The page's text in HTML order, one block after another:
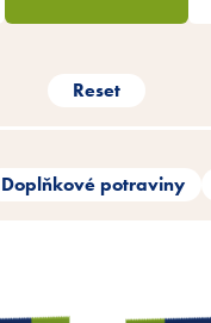
Reset
Doplňkové potraviny